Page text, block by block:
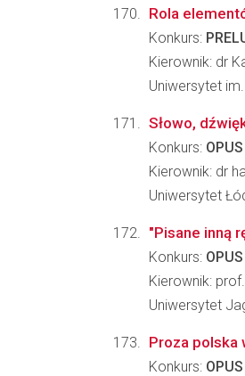
Rola
Konkurs:
Kierownik: dr
Uniwersytet
Słowo,
Konkurs:
Kierownik: dr
Uniwersytet
"Pisane inną
Konkurs:
Kierownik:
Uniwersytet
Proza polska
Konkurs: